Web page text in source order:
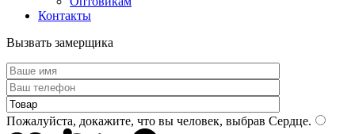
Контакты
Вызвать замерщика
Пожалуйста, докажите, что вы человек, выбрав Сердце.